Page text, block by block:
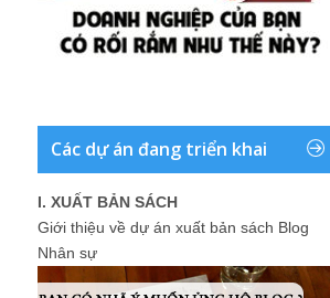
Các dự án đang triển khai
I. XUẤT BẢN SÁCH
Giới thiệu về dự án xuất bản sách Blog
Nhân sự